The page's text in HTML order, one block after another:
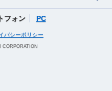
フォン PC
バシーポリシー